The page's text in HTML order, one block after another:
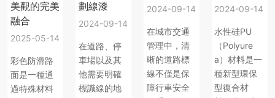
美觀的完美
融合
2025-05-14
彩色防滑路
面是一種通
過特殊材料
劃線漆
2024-09-14
在道路、停
車場以及其
他需要明確
標識線的地
2024-09-14
在城市交通
管理中，清
晰的道路標
線不僅是保
障行車安全
2024-09-14
水性硅PU
（Polyure
a）材料是一
種新型環保
型復合材